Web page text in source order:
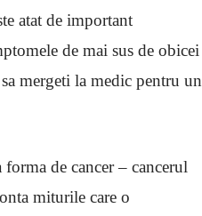
atat de important
de mai sus de obicei
mergeti la medic pentru un
de cancer – cancerul
miturile care o